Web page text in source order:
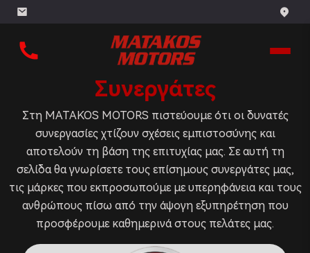
Συνεργάτες
Στη MATAKOS MOTORS πιστεύουμε ότι οι δυνατές
συνεργασίες χτίζουν σχέσεις εμπιστοσύνης και
αποτελούν τη βάση της επιτυχίας μας. Σε αυτή τη
σελίδα θα γνωρίσετε τους επίσημους συνεργάτες μας,
τις μάρκες που εκπροσωπούμε με υπερηφάνεια και τους
ανθρώπους πίσω από την άψογη εξυπηρέτηση που
προσφέρουμε καθημερινά στους πελάτες μας.